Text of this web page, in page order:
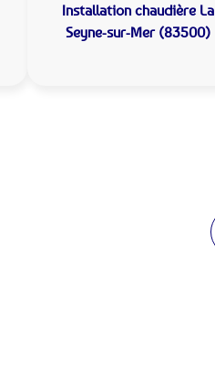
Installation chaudière La
Seyne-sur-Mer (83500)